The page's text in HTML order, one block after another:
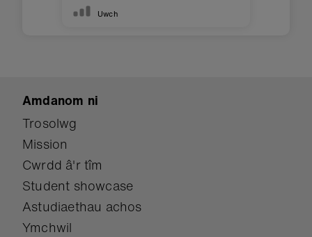
Uwch
Amdanom ni
Trosolwg
Mission
Cwrdd â'r tîm
Student showcase
Astudiaethau achos
Ymchwil